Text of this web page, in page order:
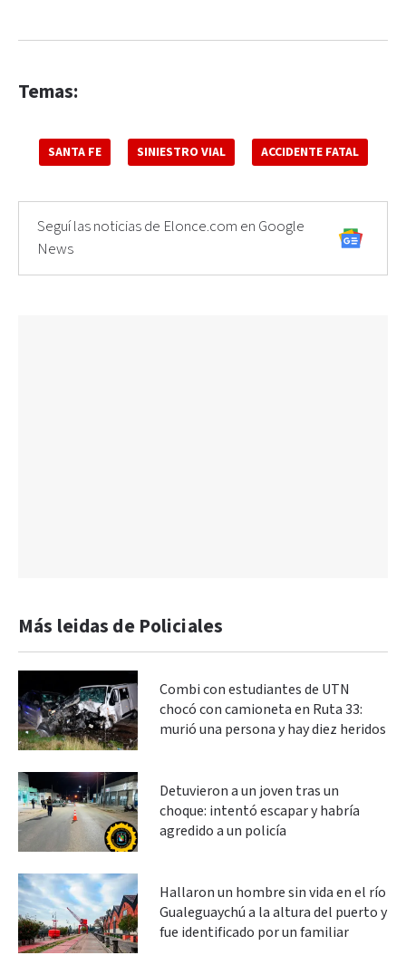
Temas:
SANTA FE SINIESTRO VIAL ACCIDENTE FATAL
Seguí las noticias de Elonce.com en Google
News
Más leidas de Policiales
Combi con estudiantes de UTN
chocó con camioneta en Ruta 33:
murió una persona y hay diez heridos
Detuvieron a un joven tras un
choque: intentó escapar y habría
agredido a un policía
Hallaron un hombre sin vida en el río
Gualeguaychú a la altura del puerto y
fue identificado por un familiar